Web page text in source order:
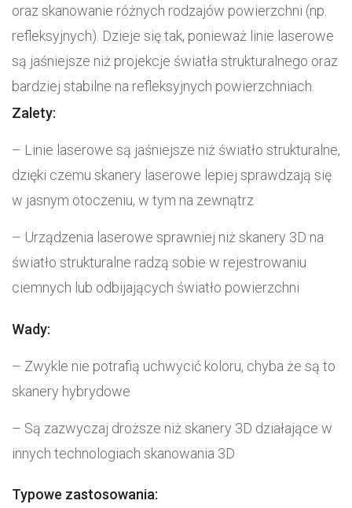
oraz skanowanie różnych rodzajów powierzchni (np.
refleksyjnych). Dzieje się tak, ponieważ linie laserowe
są jaśniejsze niż projekcje światła strukturalnego oraz
bardziej stabilne na refleksyjnych powierzchniach.
Zalety:
– Linie laserowe są jaśniejsze niż światło strukturalne,
dzięki czemu skanery laserowe lepiej sprawdzają się
w jasnym otoczeniu, w tym na zewnątrz
– Urządzenia laserowe sprawniej niż skanery 3D na
światło strukturalne radzą sobie w rejestrowaniu
ciemnych lub odbijających światło powierzchni
Wady:
– Zwykle nie potrafią uchwycić koloru, chyba że są to
skanery hybrydowe
– Są zazwyczaj droższe niż skanery 3D działające w
innych technologiach skanowania 3D
Typowe zastosowania: